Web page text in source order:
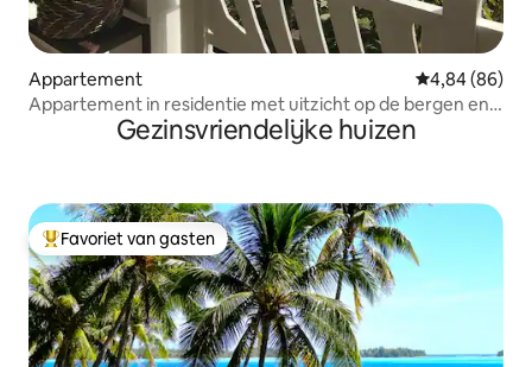
Appartement Gemiddelde
4,84 (86)
Appartement in residentie met uitzicht op de bergen en
Gezinsvriendelijke huizen
Topfavoriet van gasten
Favoriet van gasten